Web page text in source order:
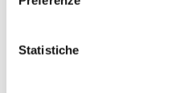
Statistiche